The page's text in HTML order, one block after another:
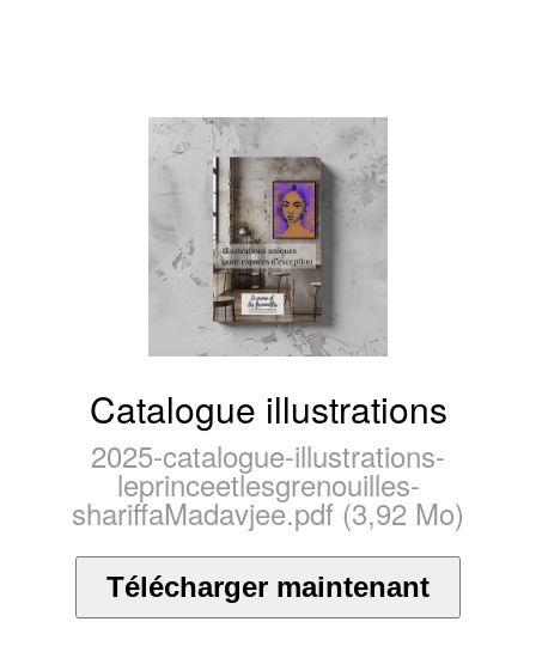
Catalogue illustrations
2025-catalogue-illustrations-
leprinceetlesgrenouilles-
shariffaMadavjee.pdf (3,92 Mo)
Télécharger maintenant